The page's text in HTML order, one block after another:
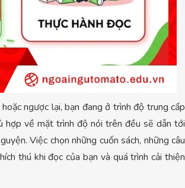
ngược lại, bạn đang ở trình độ trung cấp
hợp về mặt trình độ nói trên đều sẽ dẫn tới
Việc chọn những cuốn sách, những câu
thú khi đọc của bạn và quá trình cải thiện